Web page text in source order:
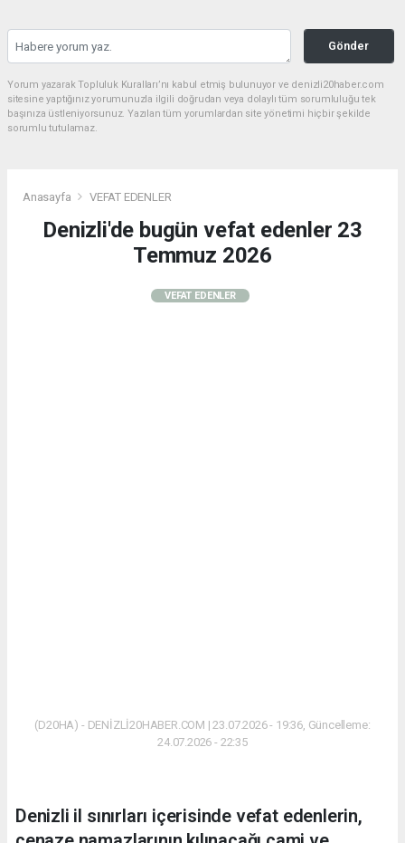
Gönder
Yorum yazarak Topluluk Kuralları’nı kabul etmiş bulunuyor ve denizli20haber.com
sitesine yaptığınız yorumunuzla ilgili doğrudan veya dolaylı tüm sorumluluğu tek
başınıza üstleniyorsunuz. Yazılan tüm yorumlardan site yönetimi hiçbir şekilde
sorumlu tutulamaz.
Anasayfa VEFAT EDENLER
Denizli'de bugün vefat edenler 23
Temmuz 2026
VEFAT EDENLER
(D20HA) - DENİZLİ20HABER.COM | 23.07.2026 - 19:36, Güncelleme:
24.07.2026 - 22:35
Denizli il sınırları içerisinde vefat edenlerin,